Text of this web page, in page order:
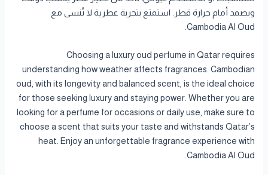
ويصمد أمام حرارة قطر. استمتع بتجربة عطرية لا تُنسى مع
Cambodia Al Oud.
Choosing a luxury oud perfume in Qatar requires
understanding how weather affects fragrances. Cambodian
oud, with its longevity and balanced scent, is the ideal choice
for those seeking luxury and staying power. Whether you are
looking for a perfume for occasions or daily use, make sure to
choose a scent that suits your taste and withstands Qatar’s
heat. Enjoy an unforgettable fragrance experience with
Cambodia Al Oud.